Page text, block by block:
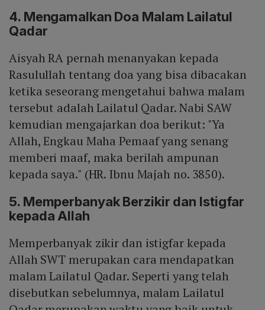
4. Mengamalkan Doa Malam Lailatul
Qadar
Aisyah RA pernah menanyakan kepada
Rasulullah tentang doa yang bisa dibacakan
ketika seseorang mengetahui bahwa malam
tersebut adalah Lailatul Qadar. Nabi SAW
kemudian mengajarkan doa berikut: "Ya
Allah, Engkau Maha Pemaaf yang senang
memberi maaf, maka berilah ampunan
kepada saya." (HR. Ibnu Majah no. 3850).
5. Memperbanyak Berzikir dan Istigfar
kepada Allah
Memperbanyak zikir dan istigfar kepada
Allah SWT merupakan cara mendapatkan
malam Lailatul Qadar. Seperti yang telah
disebutkan sebelumnya, malam Lailatul